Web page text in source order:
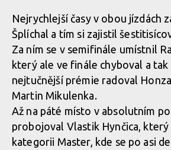
Nejrychlejší časy v obou jízdách
Šplíchal a tím si zajistil
Za ním se v semifinále umístnil
který ale ve finále chyboval a tak
nejtučnější prémie radoval
Martin Mikulenka.
Až na páté místo v absolutním
probojoval Vlastik Hynčica,
kategorii Master, kde se po asi